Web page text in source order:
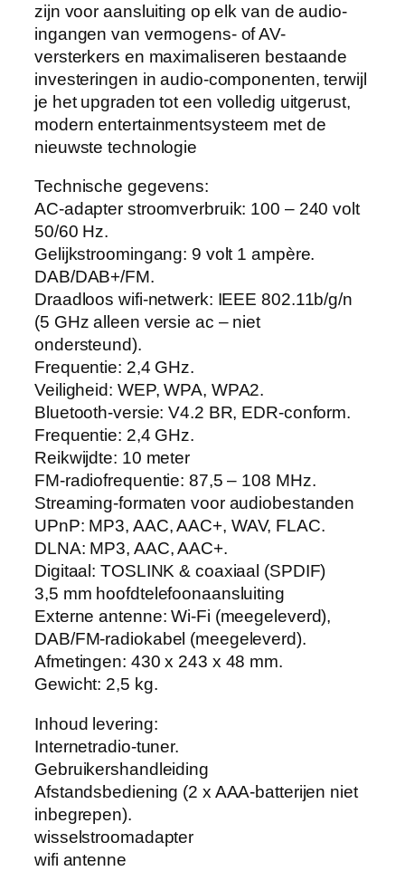
zijn voor aansluiting op elk van de audio-
ingangen van vermogens- of AV-
versterkers en maximaliseren bestaande
investeringen in audio-componenten, terwijl
je het upgraden tot een volledig uitgerust,
modern entertainmentsysteem met de
nieuwste technologie
Technische gegevens:
AC-adapter stroomverbruik: 100 – 240 volt
50/60 Hz.
Gelijkstroomingang: 9 volt 1 ampère.
DAB/DAB+/FM.
Draadloos wifi-netwerk: IEEE 802.11b/g/n
(5 GHz alleen versie ac – niet
ondersteund).
Frequentie: 2,4 GHz.
Veiligheid: WEP, WPA, WPA2.
Bluetooth-versie: V4.2 BR, EDR-conform.
Frequentie: 2,4 GHz.
Reikwijdte: 10 meter
FM-radiofrequentie: 87,5 – 108 MHz.
Streaming-formaten voor audiobestanden
UPnP: MP3, AAC, AAC+, WAV, FLAC.
DLNA: MP3, AAC, AAC+.
Digitaal: TOSLINK & coaxiaal (SPDIF)
3,5 mm hoofdtelefoonaansluiting
Externe antenne: Wi-Fi (meegeleverd),
DAB/FM-radiokabel (meegeleverd).
Afmetingen: 430 x 243 x 48 mm.
Gewicht: 2,5 kg.
Inhoud levering:
Internetradio-tuner.
Gebruikershandleiding
Afstandsbediening (2 x AAA-batterijen niet
inbegrepen).
wisselstroomadapter
wifi antenne